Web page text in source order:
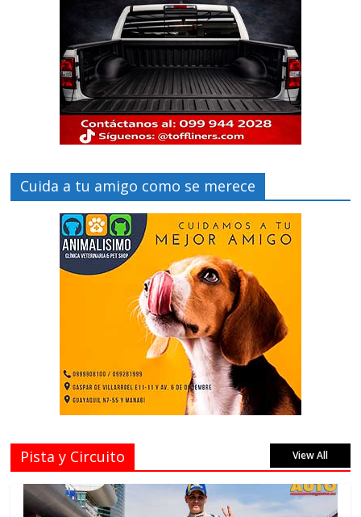
Cuida a tu amigo como se merece
Pista y Circuito View All